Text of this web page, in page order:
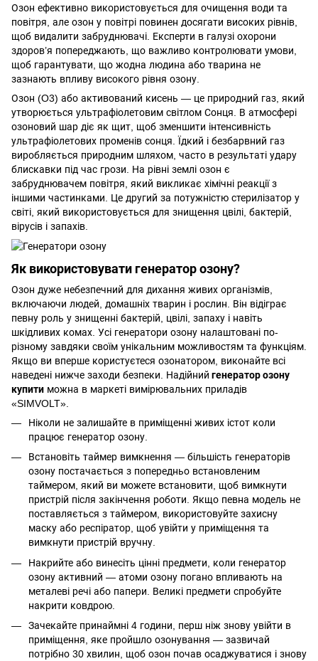
Озон ефективно використовується для очищення води та
повітря, але озон у повітрі повинен досягати високих рівнів,
щоб видалити забруднювачі. Експерти в галузі охорони
здоров’я попереджають, що важливо контролювати умови,
щоб гарантувати, що жодна людина або тварина не
зазнають впливу високого рівня озону.
Озон (O3) або активований кисень — це природний газ, який
утворюється ультрафіолетовим світлом Сонця. В атмосфері
озоновий шар діє як щит, щоб зменшити інтенсивність
ультрафіолетових променів сонця. Їдкий і безбарвний газ
виробляється природним шляхом, часто в результаті удару
блискавки під час грози. На рівні землі озон є
забруднювачем повітря, який викликає хімічні реакції з
іншими частинками. Це другий за потужністю стерилізатор у
світі, який використовується для знищення цвілі, бактерій,
вірусів і запахів.
Як використовувати генератор озону?
Озон дуже небезпечний для дихання живих організмів,
включаючи людей, домашніх тварин і рослин. Він відіграє
певну роль у знищенні бактерій, цвілі, запаху і навіть
шкідливих комах. Усі генератори озону налаштовані по-
різному завдяки своїм унікальним можливостям та функціям.
Якщо ви вперше користуєтеся озонатором, виконайте всі
наведені нижче заходи безпеки. Надійний генератор озону
купити можна в маркеті вимірювальних приладів
«SIMVOLT».
Ніколи не залишайте в приміщенні живих істот коли
працює генератор озону.
Встановіть таймер вимкнення — більшість генераторів
озону постачається з попередньо встановленим
таймером, який ви можете встановити, щоб вимкнути
пристрій після закінчення роботи. Якщо певна модель не
поставляється з таймером, використовуйте захисну
маску або респіратор, щоб увійти у приміщення та
вимкнути пристрій вручну.
Накрийте або винесіть цінні предмети, коли генератор
озону активний — атоми озону погано впливають на
металеві речі або папери. Великі предмети спробуйте
накрити ковдрою.
Зачекайте принаймні 4 години, перш ніж знову увійти в
приміщення, яке пройшло озонування — зазвичай
потрібно 30 хвилин, щоб озон почав осаджуватися і знову